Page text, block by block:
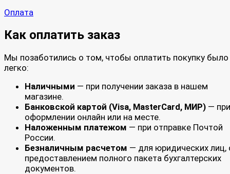
Оплата
Как оплатить заказ
Мы позаботились о том, чтобы оплатить покупку было
легко:
Наличными — при получении заказа в нашем
магазине.
Банковской картой (Visa, MasterCard, МИР) — при
оформлении онлайн или на месте.
Наложенным платежом — при отправке Почтой
России.
Безналичным расчетом — для юридических лиц,
предоставлением полного пакета бухгалтерских
документов.